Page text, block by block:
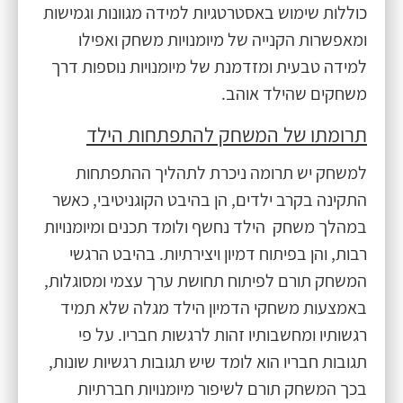
כוללות שימוש באסטרטגיות למידה מגוונות וגמישות
ומאפשרות הקנייה של מיומנויות משחק ואפילו
למידה טבעית ומזדמנת של מיומנויות נוספות דרך
משחקים שהילד אוהב.
תרומתו של המשחק להתפתחות הילד
למשחק יש תרומה ניכרת לתהליך ההתפתחות
התקינה בקרב ילדים, הן בהיבט הקוגניטיבי, כאשר
במהלך משחק הילד נחשף ולומד תכנים ומיומנויות
רבות, והן בפיתוח דמיון ויצירתיות. בהיבט הרגשי
המשחק תורם לפיתוח תחושת ערך עצמי ומסוגלות,
באמצעות משחקי הדמיון הילד מגלה שלא תמיד
רגשותיו ומחשבותיו זהות לרגשות חבריו. על פי
תגובות חבריו הוא לומד שיש תגובות רגשיות שונות,
בכך המשחק תורם לשיפור מיומנויות חברתיות